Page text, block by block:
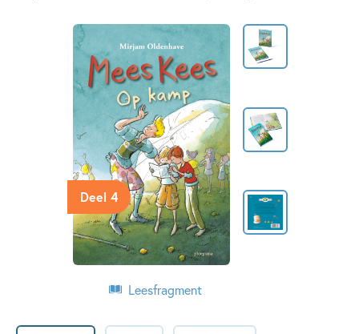
Deel 4
Leesfragment